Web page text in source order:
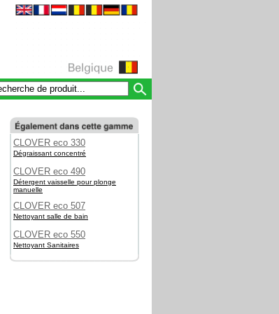
CLOVER eco 330
Dégraissant concentré
CLOVER eco 490
Détergent vaisselle pour plonge
manuelle
CLOVER eco 507
Nettoyant salle de bain
CLOVER eco 550
Nettoyant Sanitaires